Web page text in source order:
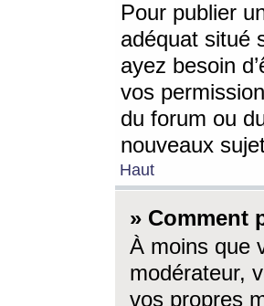
Pour publier
adéquat situé
ayez besoin
vos
du forum ou
nouveaux
Haut
» Comment
À moins que
modérateur,
vos propres